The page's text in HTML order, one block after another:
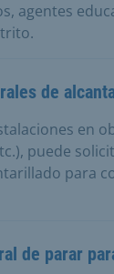
agentes
de
en
puede
para
de parar